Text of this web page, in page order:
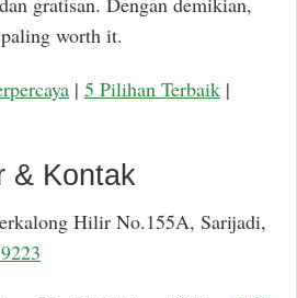
worth it.
| 5 Pilihan Terbaik |
& Kontak
Hilir No.155A, Sarijadi,